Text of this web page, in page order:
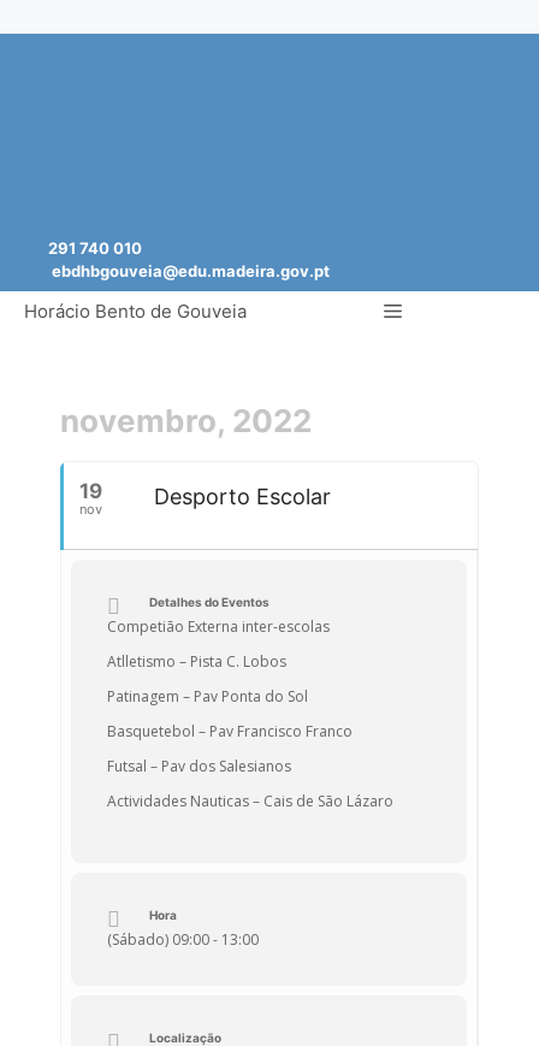
291 740 010
ebdhbgouveia@edu.madeira.gov.pt
Horácio Bento de Gouveia Menu
novembro, 2022
19
nov Desporto Escolar
Detalhes do Eventos
Competião Externa inter-escolas
Atlletismo – Pista C. Lobos
Patinagem – Pav Ponta do Sol
Basquetebol – Pav Francisco Franco
Futsal – Pav dos Salesianos
Actividades Nauticas – Cais de São Lázaro
Hora
(Sábado) 09:00 - 13:00
Localização